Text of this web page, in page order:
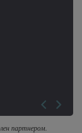
партнером.